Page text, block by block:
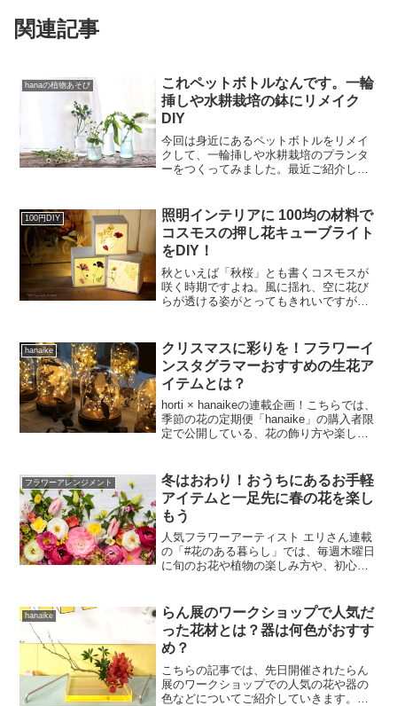
関連記事
hanaの植物あそび
これペットボトルなんです。一輪
挿しや水耕栽培の鉢にリメイク
DIY
今回は身近にあるペットボトルをリメイ
クして、一輪挿しや水耕栽培のプランタ
ーをつくってみました。最近ご紹介した
るので、一緒につくってみましょう！ ペ
ットボトルを「手びね...
100円DIY
照明インテリアに 100均の材料で
コスモスの押し花キューブライト
をDIY！
秋といえば「秋桜」とも書くコスモスが
咲く時期ですよね。風に揺れ、空に花び
らが透ける姿がとってもきれいですが、
で今回は、100円ショップの材料と、コス
モスの押し花を使って...
hanaike
クリスマスに彩りを！フラワーイ
ンスタグラマーおすすめの生花ア
イテムとは？
horti × hanaikeの連載企画！こちらでは、
季節の花の定期便「hanaike」の購入者限
定で公開している、花の飾り方や楽しみ
定なので、お楽しみに♪過...
フラワーアレンジメント
冬はおわり！おうちにあるお手軽
アイテムと一足先に春の花を楽し
もう
人気フラワーアーティスト エリさん連載
の「#花のある暮らし」では、毎週木曜日
に旬のお花や植物の楽しみ方や、初心者
トに注目ですので、お楽しみに♪「#花の
ある暮らし」過去の...
hanaike
らん展のワークショップで人気だ
った花材とは？器は何色がおすす
め？
こちらの記事では、先日開催されたらん
展のワークショップでの人気の花や器の
色などについてご紹介していきます。今